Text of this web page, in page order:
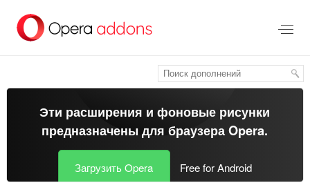
перейти
Эти расширения и фоновые рисунки
предназначены длябраузера Opera.
Загрузить Opera Free for Android